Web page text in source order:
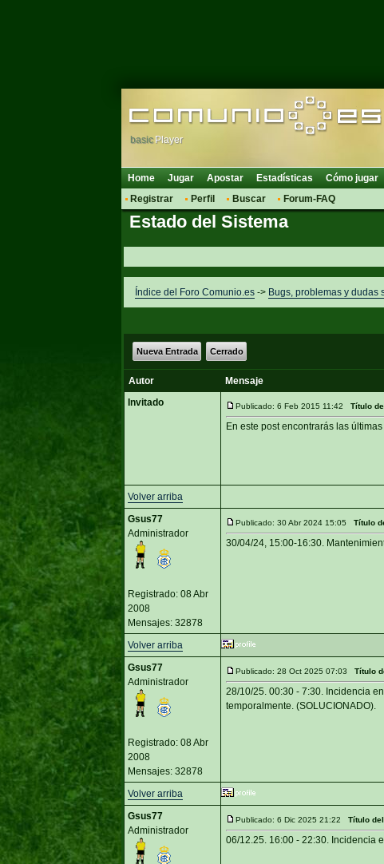
basic Player
Home Jugar Apostar Estadísticas Cómo jugar
Registrar
Perfil Buscar Forum-FAQ
Estado del Sistema
Índice del Foro Comunio.es-> Bugs, problemas y dudas
Nueva Entrada Cerrado
Autor
Mensaje
Invitado
Publicado: 6 Feb 2015 11:42 Título
En este post encontrarás las
Volver arriba
Gsus77
Administrador
Registrado: 08 Abr
2008
Mensajes: 32878
Publicado: 30 Abr 2024 15:05 Título
30/04/24, 15:00-16:30.
Volver arriba
Gsus77
Administrador
Registrado: 08 Abr
2008
Mensajes: 32878
Publicado: 28 Oct 2025 07:03 Título
28/10/25. 00:30 - 7:30. Incidencia
temporalmente. (SOLUCIONADO).
Volver arriba
Gsus77
Administrador
Publicado: 6 Dic 2025 21:22 Título
06/12.25. 16:00 - 22:30. Incidencia